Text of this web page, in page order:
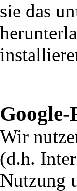
sie das
Wir
(d.h.
Nutzung